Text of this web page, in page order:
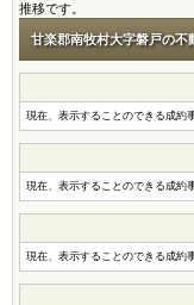
推移です。
甘楽郡南牧村大字磐戸の不
現在、表示することのできる成約
現在、表示することのできる成約
現在、表示することのできる成約